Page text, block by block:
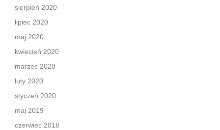
sierpień 2020
lipiec 2020
maj 2020
kwiecień 2020
marzec 2020
luty 2020
styczeń 2020
maj 2019
czerwiec 2018